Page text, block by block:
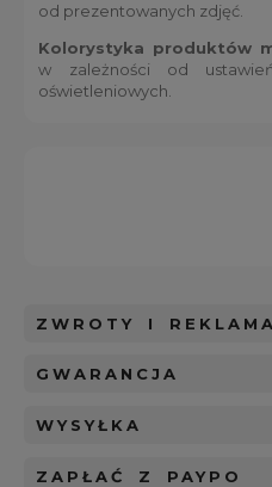
od prezentowanych zdjęć.
Kolorystyka produktów
w zależności od
oświetleniowych.
ZWROTY I
GWARANCJA
WYSYŁKA
ZAPŁAĆ Z PAYPO